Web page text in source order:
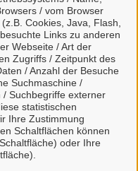
/ vom Browser
Cookies, Java, Flash,
Links zu anderen
Webseite / Art der
Zugriffs / Zeitpunkt des
/ Anzahl der Besuche
Suchmaschine /
Suchbegriffe externer
statistischen
Ihre Zustimmung
Schaltflächen können
oder Ihre
digitalen Postkorb
einen Überblick
können mit uns
treten.